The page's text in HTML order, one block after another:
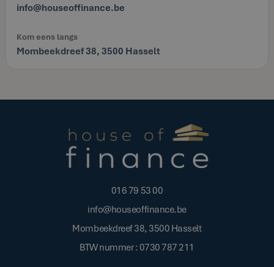
info@houseoffinance.be
Kom eens langs
Mombeekdreef 38, 3500 Hasselt
016 79 53 00
info@houseoffinance.be
Mombeekdreef 38, 3500 Hasselt
BTW nummer : 0730 787 211